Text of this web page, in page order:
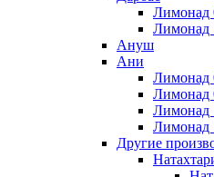
Лимонад
Лимонад
Ануш
Ани
Лимонад
Лимонад
Лимонад
Лимонад
Другие